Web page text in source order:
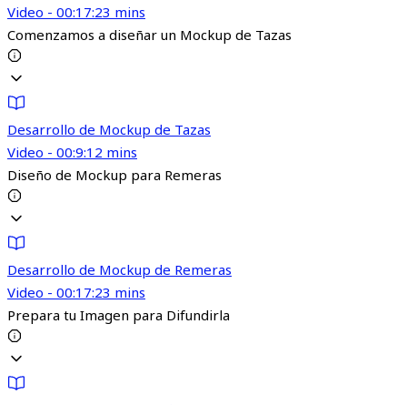
Video - 00:17:23 mins
Comenzamos a diseñar un Mockup de Tazas
Desarrollo de Mockup de Tazas
Video - 00:9:12 mins
Diseño de Mockup para Remeras
Desarrollo de Mockup de Remeras
Video - 00:17:23 mins
Prepara tu Imagen para Difundirla